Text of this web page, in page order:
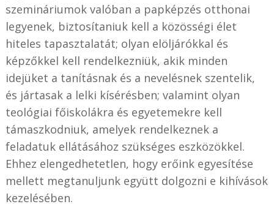
szemináriumok valóban a papképzés otthonai
legyenek, biztosítaniuk kell a közösségi élet
hiteles tapasztalatát; olyan elöljárókkal és
képzőkkel kell rendelkezniük, akik minden
idejüket a tanításnak és a nevelésnek szentelik,
és jártasak a lelki kísérésben; valamint olyan
teológiai főiskolákra és egyetemekre kell
támaszkodniuk, amelyek rendelkeznek a
feladatuk ellátásához szükséges eszközökkel.
Ehhez elengedhetetlen, hogy erőink egyesítése
mellett megtanuljunk együtt dolgozni e kihívások
kezelésében.